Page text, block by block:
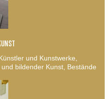
und Kunstwerke,
bildender Kunst, Bestände